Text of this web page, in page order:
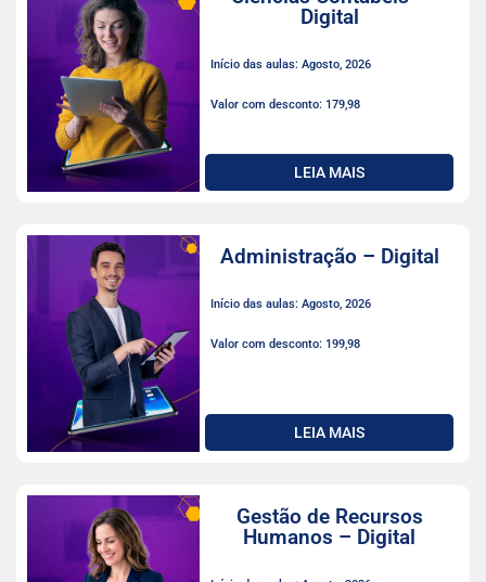
Digital
Início das aulas: Agosto, 2026
Valor com desconto: 179,98
LEIA MAIS
Administração – Digital
Início das aulas: Agosto, 2026
Valor com desconto: 199,98
LEIA MAIS
Gestão de Recursos
Humanos – Digital